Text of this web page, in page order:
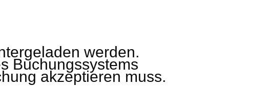
werden.
Buchungssystems
akzeptieren muss.